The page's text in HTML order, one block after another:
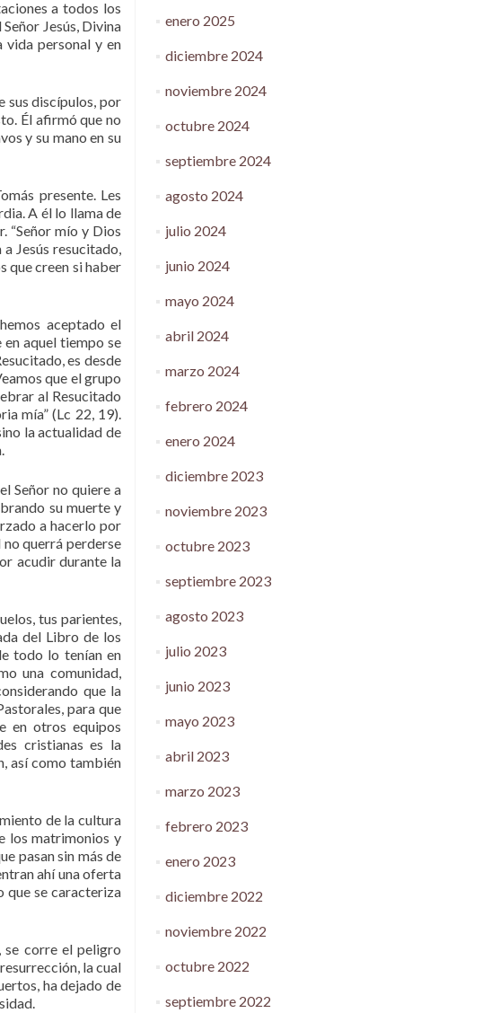
a todos los
Jesús, Divina
vida personal y en
sus discípulos, por
Él afirmó que no
y su mano en su
presente. Les
A él lo llama de
“Señor mío y Dios
a Jesús resucitado,
que creen si haber
aceptado el
aquel tiempo se
es desde
que el grupo
al Resucitado
mía” (Lc 22, 19).
la actualidad de
Señor no quiere a
su muerte y
a hacerlo por
no querrá perderse
acudir durante la
tus parientes,
del Libro de los
todo lo tenían en
una comunidad,
que la
para que
en otros equipos
cristianas es la
así como también
de la cultura
los matrimonios y
pasan sin más de
ahí una oferta
que se caracteriza
se corre el peligro
la cual
ha dejado de
enero 2025
diciembre 2024
noviembre 2024
octubre 2024
septiembre 2024
agosto 2024
julio 2024
junio 2024
mayo 2024
abril 2024
marzo 2024
febrero 2024
enero 2024
diciembre 2023
noviembre 2023
octubre 2023
septiembre 2023
agosto 2023
julio 2023
junio 2023
mayo 2023
abril 2023
marzo 2023
febrero 2023
enero 2023
diciembre 2022
noviembre 2022
octubre 2022
septiembre 2022